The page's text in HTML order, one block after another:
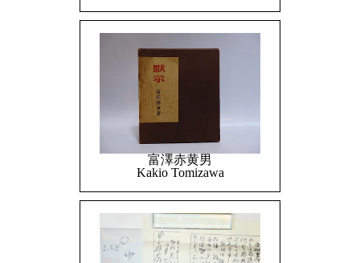
富澤赤黄男
Kakio Tomizawa